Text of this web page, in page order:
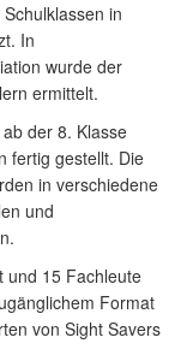
in
In
wurde der
ermittelt.
der 8. Klasse
fertig gestellt. Die
in verschiedene
und
und 15 Fachleute
Format
von Sight Savers